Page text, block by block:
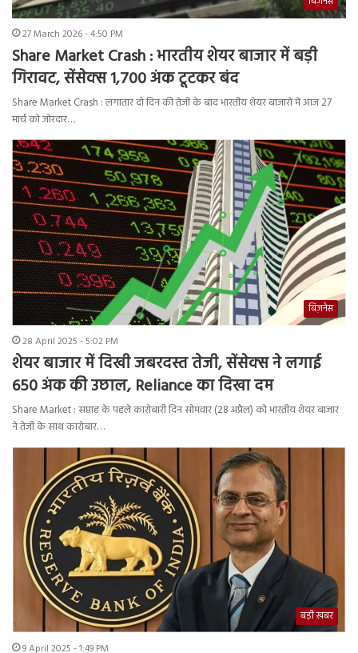
27 March 2026 - 4:50 PM
Share Market Crash : भारतीय शेयर बाजार में बड़ी
गिरावट, सेंसेक्स 1,700 अंक टूटकर बंद
Share Market Crash : लगातार दो दिन की तेजी के बाद भारतीय शेयर बाजारों में आज 27
मार्च को जोरदार…
बिज़नेस
28 April 2025 - 5:02 PM
शेयर बाजार में दिखी जबरदस्त तेजी, सेंसेक्स ने लगाई
650 अंक की उछाल, Reliance का दिखा दम
Share Market : सप्ताह के पहले कारोबारी दिन सोमवार (28 अप्रैल) को भारतीय शेयर बाजार
ने तेजी के साथ कारोबार…
बड़ी ख़बर
9 April 2025 - 1:49 PM